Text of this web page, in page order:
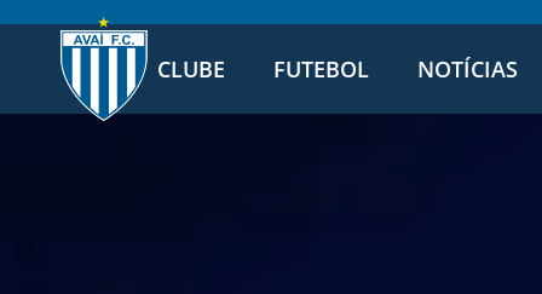
CLUBE FUTEBOL NOTÍCIAS